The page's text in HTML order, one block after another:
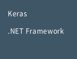
Keras
.NET Framework